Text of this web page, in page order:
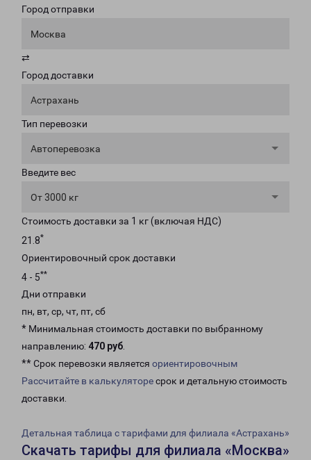
Город отправки
Москва
⇄
Город доставки
Астрахань
Тип перевозки
Автоперевозка
Введите вес
От 3000 кг
Стоимость доставки за 1 кг (включая НДС)
21.8*
Ориентировочный срок доставки
4 - 5**
Дни отправки
пн, вт, ср, чт, пт, сб
* Минимальная стоимость доставки по выбранному
направлению: 470 руб.
** Срок перевозки является ориентировочным
Рассчитайте в калькуляторесрок и детальную стоимость
доставки.
Детальная таблица с тарифами для филиала «Астрахань»
Скачать тарифы для филиала «Москва»